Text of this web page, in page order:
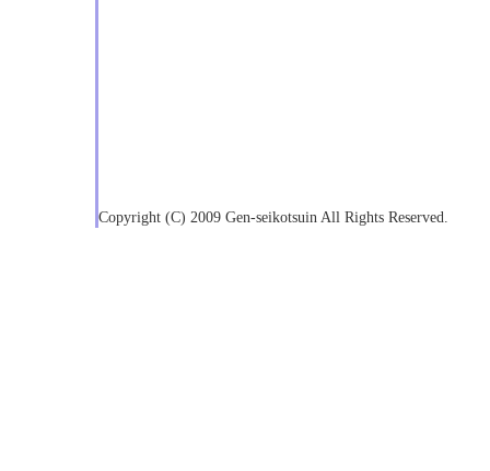
Copyright (C) 2009 Gen-seikotsuin All Rights Reserved.